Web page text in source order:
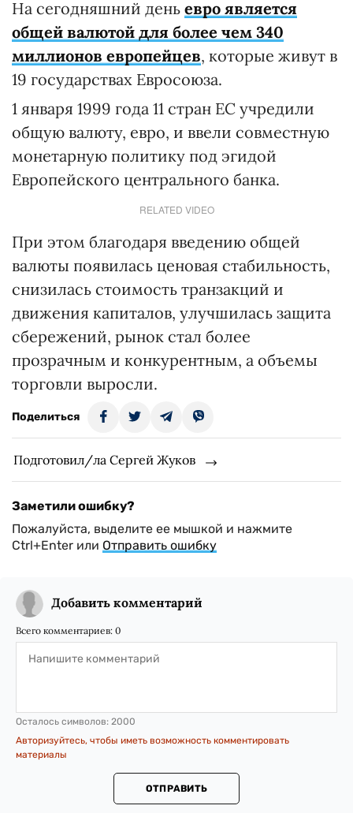
На сегодняшний день евро является
общей валютой для более чем 340
миллионов европейцев, которые живут в
19 государствах Евросоюза.
1 января 1999 года 11 стран ЕС учредили
общую валюту, евро, и ввели совместную
монетарную политику под эгидой
Европейского центрального банка.
RELATED VIDEO
При этом благодаря введению общей
валюты появилась ценовая стабильность,
снизилась стоимость транзакций и
движения капиталов, улучшилась защита
сбережений, рынок стал более
прозрачным и конкурентным, а объемы
торговли выросли.
Поделиться
Подготовил/ла Сергей Жуков
Заметили ошибку?
Пожалуйста, выделите ее мышкой и нажмите
Ctrl+Enter или Отправить ошибку
Добавить комментарий
Всего комментариев: 0
Осталось символов: 2000
Авторизуйтесь, чтобы иметь возможность комментировать
материалы
ОТПРАВИТЬ